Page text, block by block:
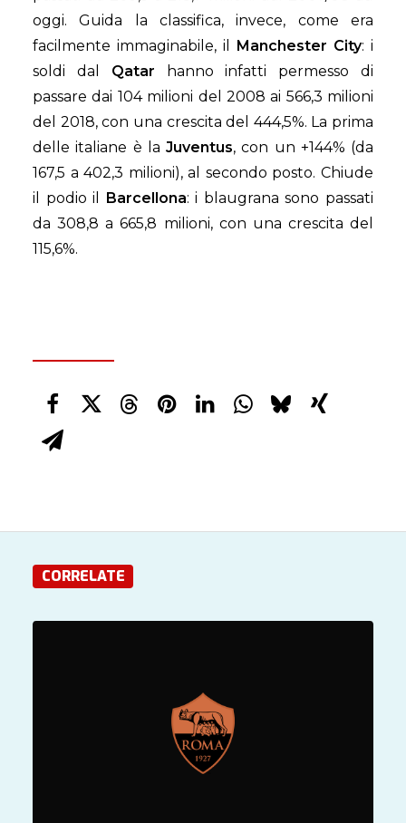
oggi. Guida la classifica, invece, come era
facilmente immaginabile, il Manchester City: i
soldi dal Qatar hanno infatti permesso di
passare dai 104 milioni del 2008 ai 566,3 milioni
del 2018, con una crescita del 444,5%. La prima
delle italiane è la Juventus, con un +144% (da
167,5 a 402,3 milioni), al secondo posto. Chiude
il podio il Barcellona: i blaugrana sono passati
da 308,8 a 665,8 milioni, con una crescita del
115,6%.
CORRELATE